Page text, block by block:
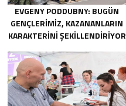
EVGENY PODDUBNY: BUGÜN
GENÇLERIMIZ, KAZANANLARIN
KARAKTERINI ŞEKILLENDIRIYOR